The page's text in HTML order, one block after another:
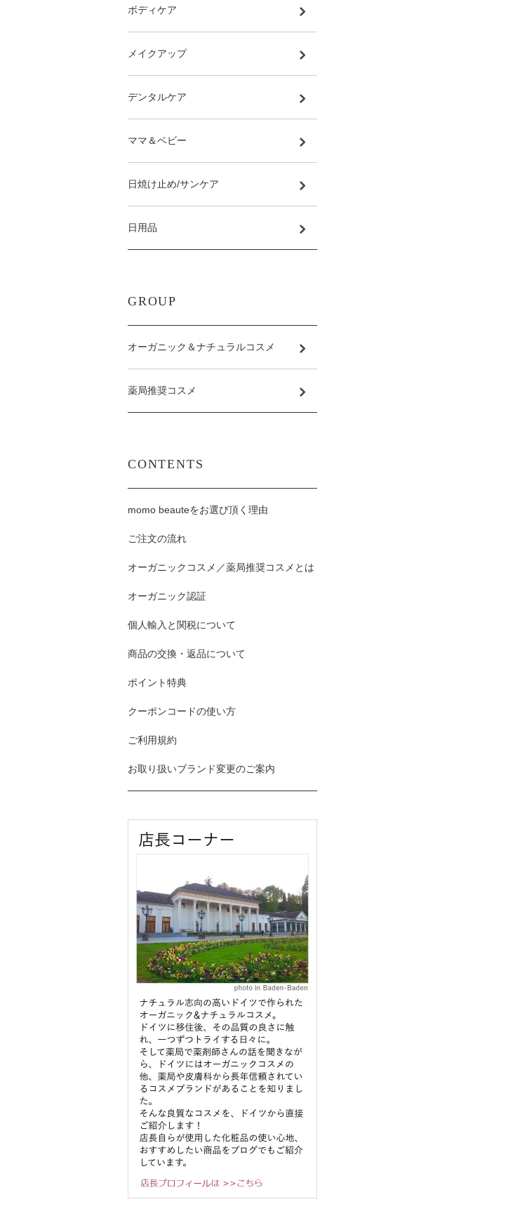
ボディケア
メイクアップ
デンタルケア
ママ＆ベビー
日焼け止め/サンケア
日用品
GROUP
オーガニック＆ナチュラルコスメ
薬局推奨コスメ
CONTENTS
momo beauteをお選び頂く理由
ご注文の流れ
オーガニックコスメ／薬局推奨コスメとは
オーガニック認証
個人輸入と関税について
商品の交換・返品について
ポイント特典
クーポンコードの使い方
ご利用規約
お取り扱いブランド変更のご案内